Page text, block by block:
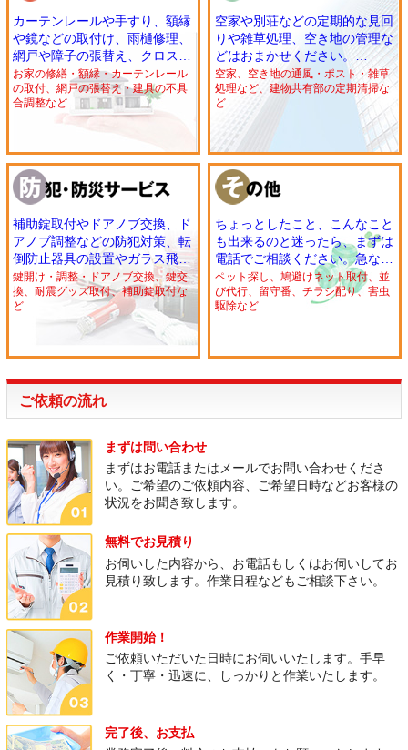
カーテンレールや手すり、額縁
や鏡などの取付け、雨樋修理、
網戸や障子の張替え、クロスの
補修、ペンキの塗り替えなどち
ょっとしたお家の修繕はお任せ
ください。プチリフォームも承
ります。
お家の修繕・額縁・カーテンレール
の取付、網戸の張替え・建具の不具
合調整など
空家や別荘などの定期的な見回
りや雑草処理、空き地の管理な
どはおまかせください。
長期留守宅のポストの管理や植
木の水やりもOK！建物共有部
分の定期清掃や修理も承りま
空家、空き地の通風・ポスト・雑草
処理など、建物共有部の定期清掃な
ど
補助錠取付やドアノブ交換、ド
アノブ調整などの防犯対策、転
倒防止器具の設置やガラス飛散
フィルムの貼付などの防災対策
などは、おまかせください。
鍵開け・調整・ドアノブ交換、鍵交
換、耐震グッズ取付、補助錠取付な
ど
ちょっとしたこと、こんなこと
も出来るのと迷ったら、まずは
電話でご相談ください。急な対
応もOK！例えば、遠くて行け
ないお墓参り、急なケガで出来
ないペットのお散歩など、メニ
ペット探し、鳩避けネット取付、並
び代行、留守番、チラシ配り、害虫
駆除など
ご依頼の流れ
まずは問い合わせ
まずはお電話またはメールでお問い合わせくださ
い。ご希望のご依頼内容、ご希望日時などお客様の
状況をお聞き致します。
無料でお見積り
お伺いした内容から、お電話もしくはお伺いしてお
見積り致します。作業日程などもご相談下さい。
作業開始！
ご依頼いただいた日時にお伺いいたします。手早
く・丁寧・迅速に、しっかりと作業いたします。
完了後、お支払